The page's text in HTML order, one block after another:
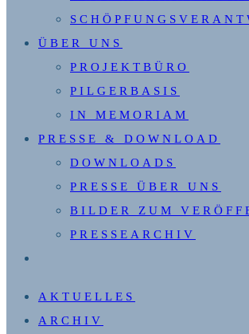
ÜBER UNS
PROJEKTBÜRO
PILGERBASIS
IN MEMORIAM
PRESSE & DOWNLOAD
DOWNLOADS
PRESSE ÜBER UNS
BILDER ZUM
PRESSEARCHIV
UMSCHALTEN
AKTUELLES
ARCHIV